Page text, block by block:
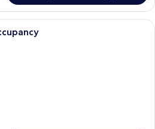
Busa memori, meja kerja, dan ruang